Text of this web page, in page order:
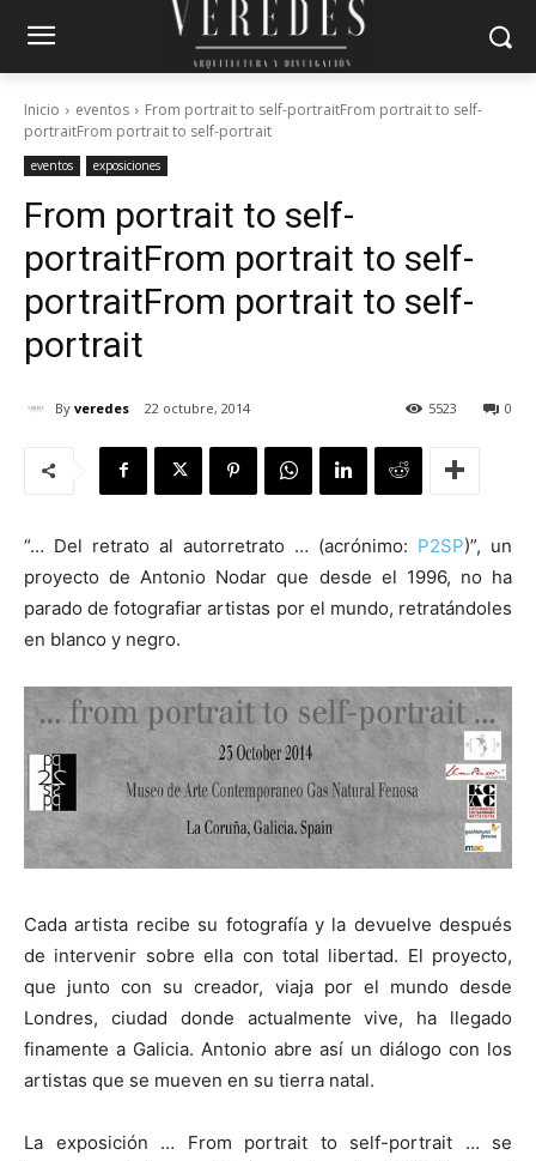
Inicio eventos
From portrait to self-portraitFrom portrait to self-
portraitFrom portrait to self-portrait
eventos exposiciones
From portrait to self-
portraitFrom portrait to self-
portraitFrom portrait to self-
portrait
By veredes 22 octubre, 2014 0
5523
“… Del retrato al autorretrato … (acrónimo: P2SP)”, un
proyecto de Antonio Nodar que desde el 1996, no ha
parado de fotografiar artistas por el mundo, retratándoles
en blanco y negro.
Cada artista recibe su fotografía y la devuelve después
de intervenir sobre ella con total libertad. El proyecto,
que junto con su creador, viaja por el mundo desde
Londres, ciudad donde actualmente vive, ha llegado
finamente a Galicia. Antonio abre así un diálogo con los
artistas que se mueven en su tierra natal.
La exposición … From portrait to self-portrait … se